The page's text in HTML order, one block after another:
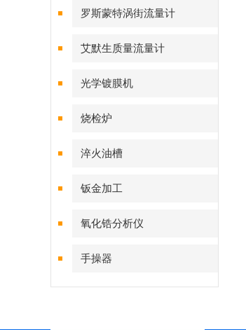
磁流量计
罗斯蒙特涡街流量计
艾默生质量流量计
光学镀膜机
烧检炉
淬火油槽
钣金加工
氧化锆分析仪
手操器